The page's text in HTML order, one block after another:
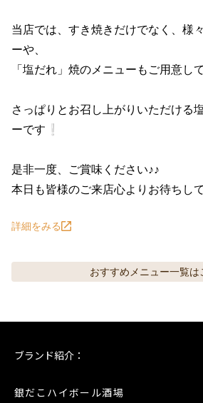
当店では、すき焼きだけでなく、様
ーや、
「塩だれ」焼のメニューもご用意し
さっぱりとお召し上がりいただける
ーです❕
是非一度、ご賞味ください♪♪
本日も皆様のご来店心よりお待ちし
詳細をみる
おすすめメニュー一覧は
ブランド紹介：
銀だこハイボール酒場